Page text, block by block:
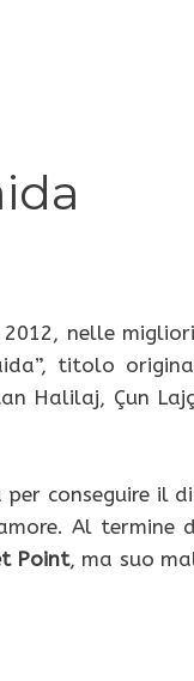
nelle
titolo
Halilaj, Çun
conseguire il
Al termine
Point, ma suo